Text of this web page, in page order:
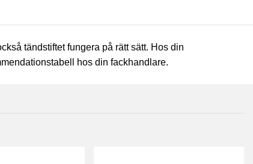
tändstiftet fungera på rätt sätt. Hos din
hos din fackhandlare.